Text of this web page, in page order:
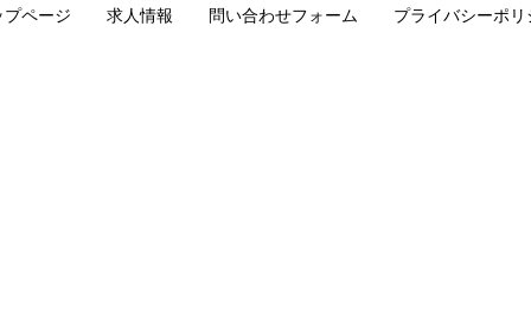
プページ 求人情報 問い合わせフォーム プライバシーポリ